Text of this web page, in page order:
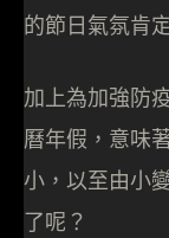
的節日氣氛肯
加上為加強防
曆年假，意味
小，以至由小
了呢？